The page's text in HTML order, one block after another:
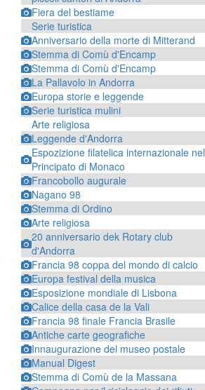
Fiera del bestiame
Serie turistica
Anniversario della morte di Mitterand
Stemma di Comù d'Encamp
Stemma di Comù d'Encamp
La Pallavolo in Andorra
Europa storie e leggende
Serie turistica mulini
Arte religiosa
Leggende d'Andorra
Espozizione filatelica internazionale nel
Principato di Monaco
Francobollo augurale
Nagano 98
Stemma di Ordino
Arte religiosa
20 anniversario dek Rotary club
d'Andorra
Francia 98 coppa del mondo di calcio
Europa festival della musica
Esposizione mondiale di Lisbona
Calice della casa de la Vali
Francia 98 finale Francia Brasile
Antiche carte geografiche
Innaugurazione del museo postale
Manual Digest
Stemma di Comù de la Massana